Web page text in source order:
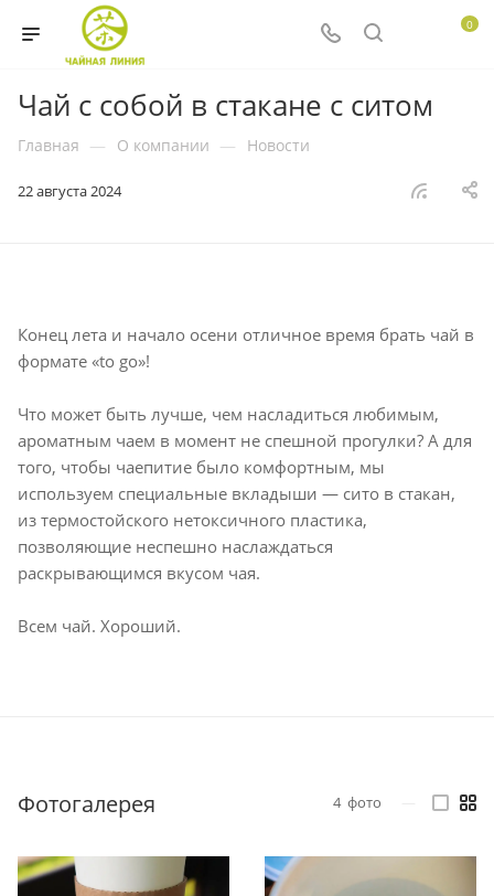
0
Чай с собой в стакане с ситом
Главная — О компании — Новости
22 августа 2024
Конец лета и начало осени отличное время брать чай в
формате «to go»!
Что может быть лучше, чем насладиться любимым,
ароматным чаем в момент не спешной прогулки? А для
того, чтобы чаепитие было комфортным, мы
используем специальные вкладыши — сито в стакан,
из термостойского нетоксичного пластика,
позволяющие неспешно наслаждаться
раскрывающимся вкусом чая.
Всем чай. Хороший.
Фотогалерея 4 фото